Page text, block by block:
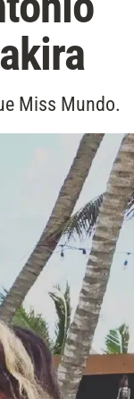
Miss Mundo.